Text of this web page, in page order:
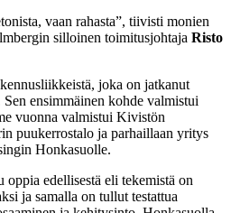
vaan rahasta”, tiivisti monien
silloinen toimitusjohtaja Risto
joka on jatkanut
ensimmäinen kohde valmistui
vuonna valmistui Kivistön
puukerrostalo ja parhaillaan yritys
Honkasuolle.
oppia edellisestä eli tekemistä on
ja samalla on tullut testattua